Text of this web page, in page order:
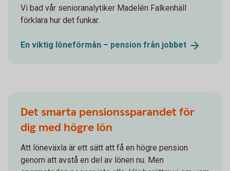
Vi bad vår senioranalytiker Madelén Falkenhäll
förklara hur det funkar.
En viktig löneförmån – pension från jobbet
Det smarta pensionssparandet för
dig med högre lön
Att löneväxla är ett sätt att få en högre pension
genom att avstå en del av lönen nu. Men